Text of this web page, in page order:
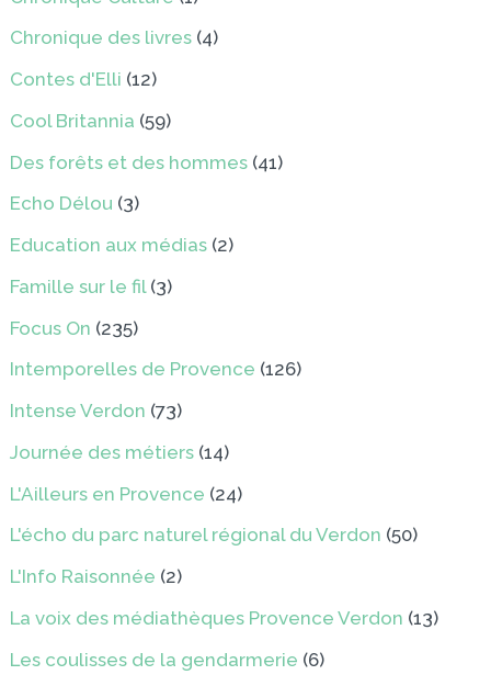
Chronique des livres (4)
Contes d'Elli (12)
Cool Britannia (59)
Des forêts et des hommes (41)
Echo Délou (3)
Education aux médias (2)
Famille sur le fil(3)
Focus On (235)
Intemporelles de Provence (126)
Intense Verdon (73)
Journée des métiers (14)
L'Ailleurs en Provence (24)
L'écho du parc naturel régional du Verdon (50)
L'Info Raisonnée (2)
La voix des médiathèques Provence Verdon (13)
Les coulisses de la gendarmerie (6)